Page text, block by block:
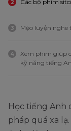
2 Các bộ phim
3 Mẹo luyện
4
Xem phim giúp
kỹ năng tiếng
Học tiếng Anh
pháp quá xa